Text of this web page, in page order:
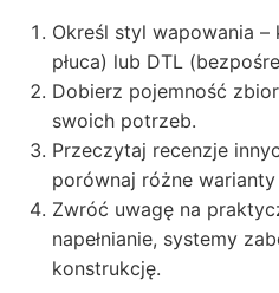
Określ styl wapowania
płuca) lub DTL
Dobierz pojemność
swoich potrzeb.
Przeczytaj recenzje
porównaj różne warianty
Zwróć uwagę na
napełnianie, systemy
konstrukcję.